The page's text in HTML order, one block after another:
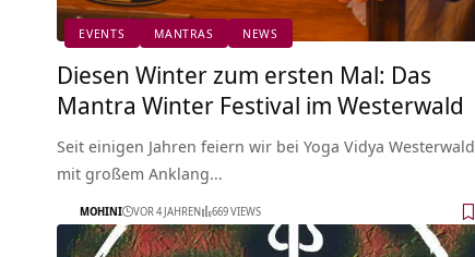
EVENTS MANTRAS NEWS
Diesen Winter zum ersten Mal: Das
Mantra Winter Festival im Westerwald
Seit einigen Jahren feiern wir bei Yoga Vidya Westerwald
mit großem Anklang…
MOHINI VOR 4 JAHREN 669 VIEWS